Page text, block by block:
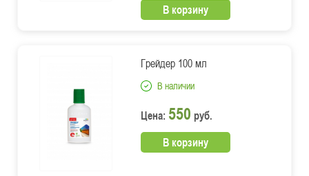
В корзину
Грейдер 100 мл
В наличии
Цена: 550 руб.
В корзину